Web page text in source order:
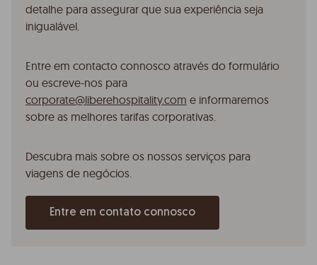
detalhe para assegurar que sua experiência seja
inigualável.
Entre em contacto connosco através do formulário
ou escreve-nos para
corporate@liberehospitality.com e informaremos
sobre as melhores tarifas corporativas.
Descubra mais sobre os nossos serviços para
viagens de negócios.
Entre em contato connosco